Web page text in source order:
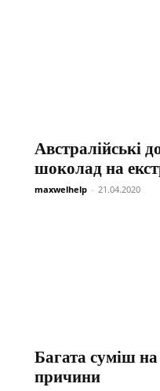
Австралійські
шоколад на
maxwelhelp - 21.04.2020
Багата суміш на
причини